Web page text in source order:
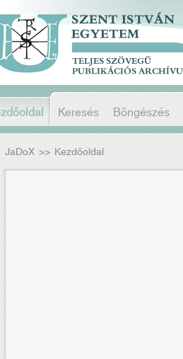
Keresés Böngészés
JaDoX >> Kezdőoldal